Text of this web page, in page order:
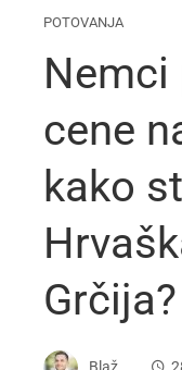
POTOVANJA
cene
kako
Grčija?